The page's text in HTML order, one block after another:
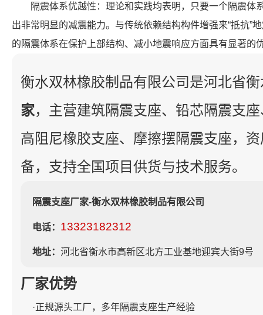
隔震体系优越性：理论和实践均表明，只要一个隔震体
出非常明显的减震能力。与传统依赖结构构件增强来“抵抗”
的隔震体系在保护上部结构、减小地震响应方面具有显著的
衡水双林橡胶制品有限公司是河北省
家，主营建筑隔震支座、铅芯隔震支
高阻尼橡胶支座、摩擦摆隔震支座，
备，支持全国项目供货与技术服务。
隔震支座厂家-衡水双林橡胶制品有限公司
电话： 13323182312
地址： 河北省衡水市高新区北方工业基地迎宾大街9号
厂家优势
·正规源头工厂，多年隔震支座生产经验